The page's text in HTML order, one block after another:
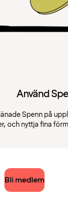
Använd
Spenn på
och nyttja fina
Bli medlem